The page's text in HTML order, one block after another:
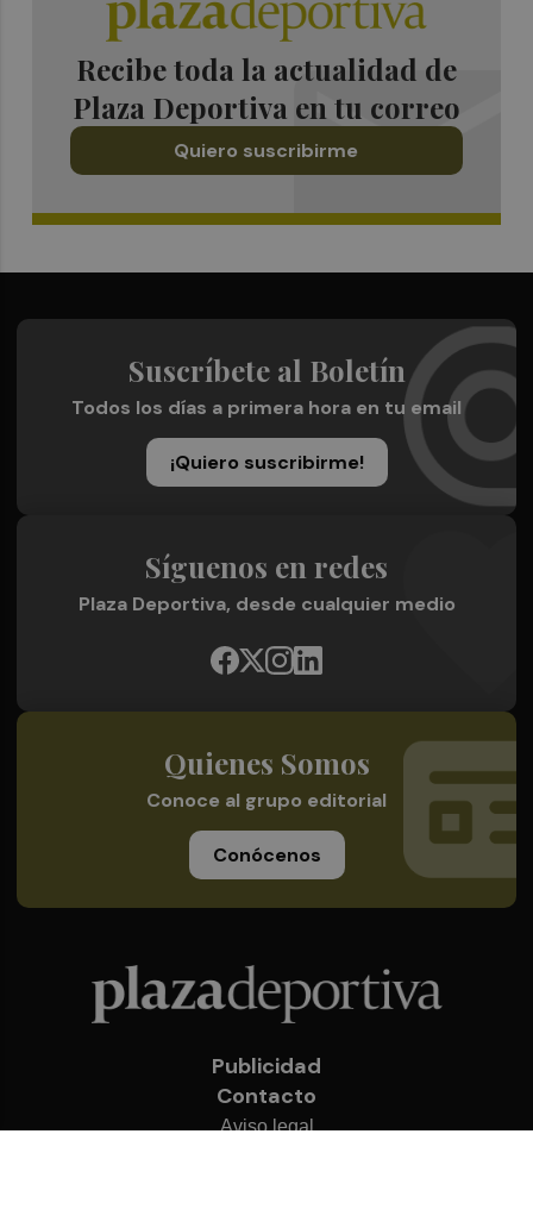
Recibe toda la actualidad de
Plaza Deportiva en tu correo
Quiero suscribirme
Suscríbete al Boletín
Todos los días a primera hora en tu email
¡Quiero suscribirme!
Síguenos en redes
Plaza Deportiva, desde cualquier medio
Quienes Somos
Conoce al grupo editorial
Conócenos
Publicidad
Contacto
Aviso legal